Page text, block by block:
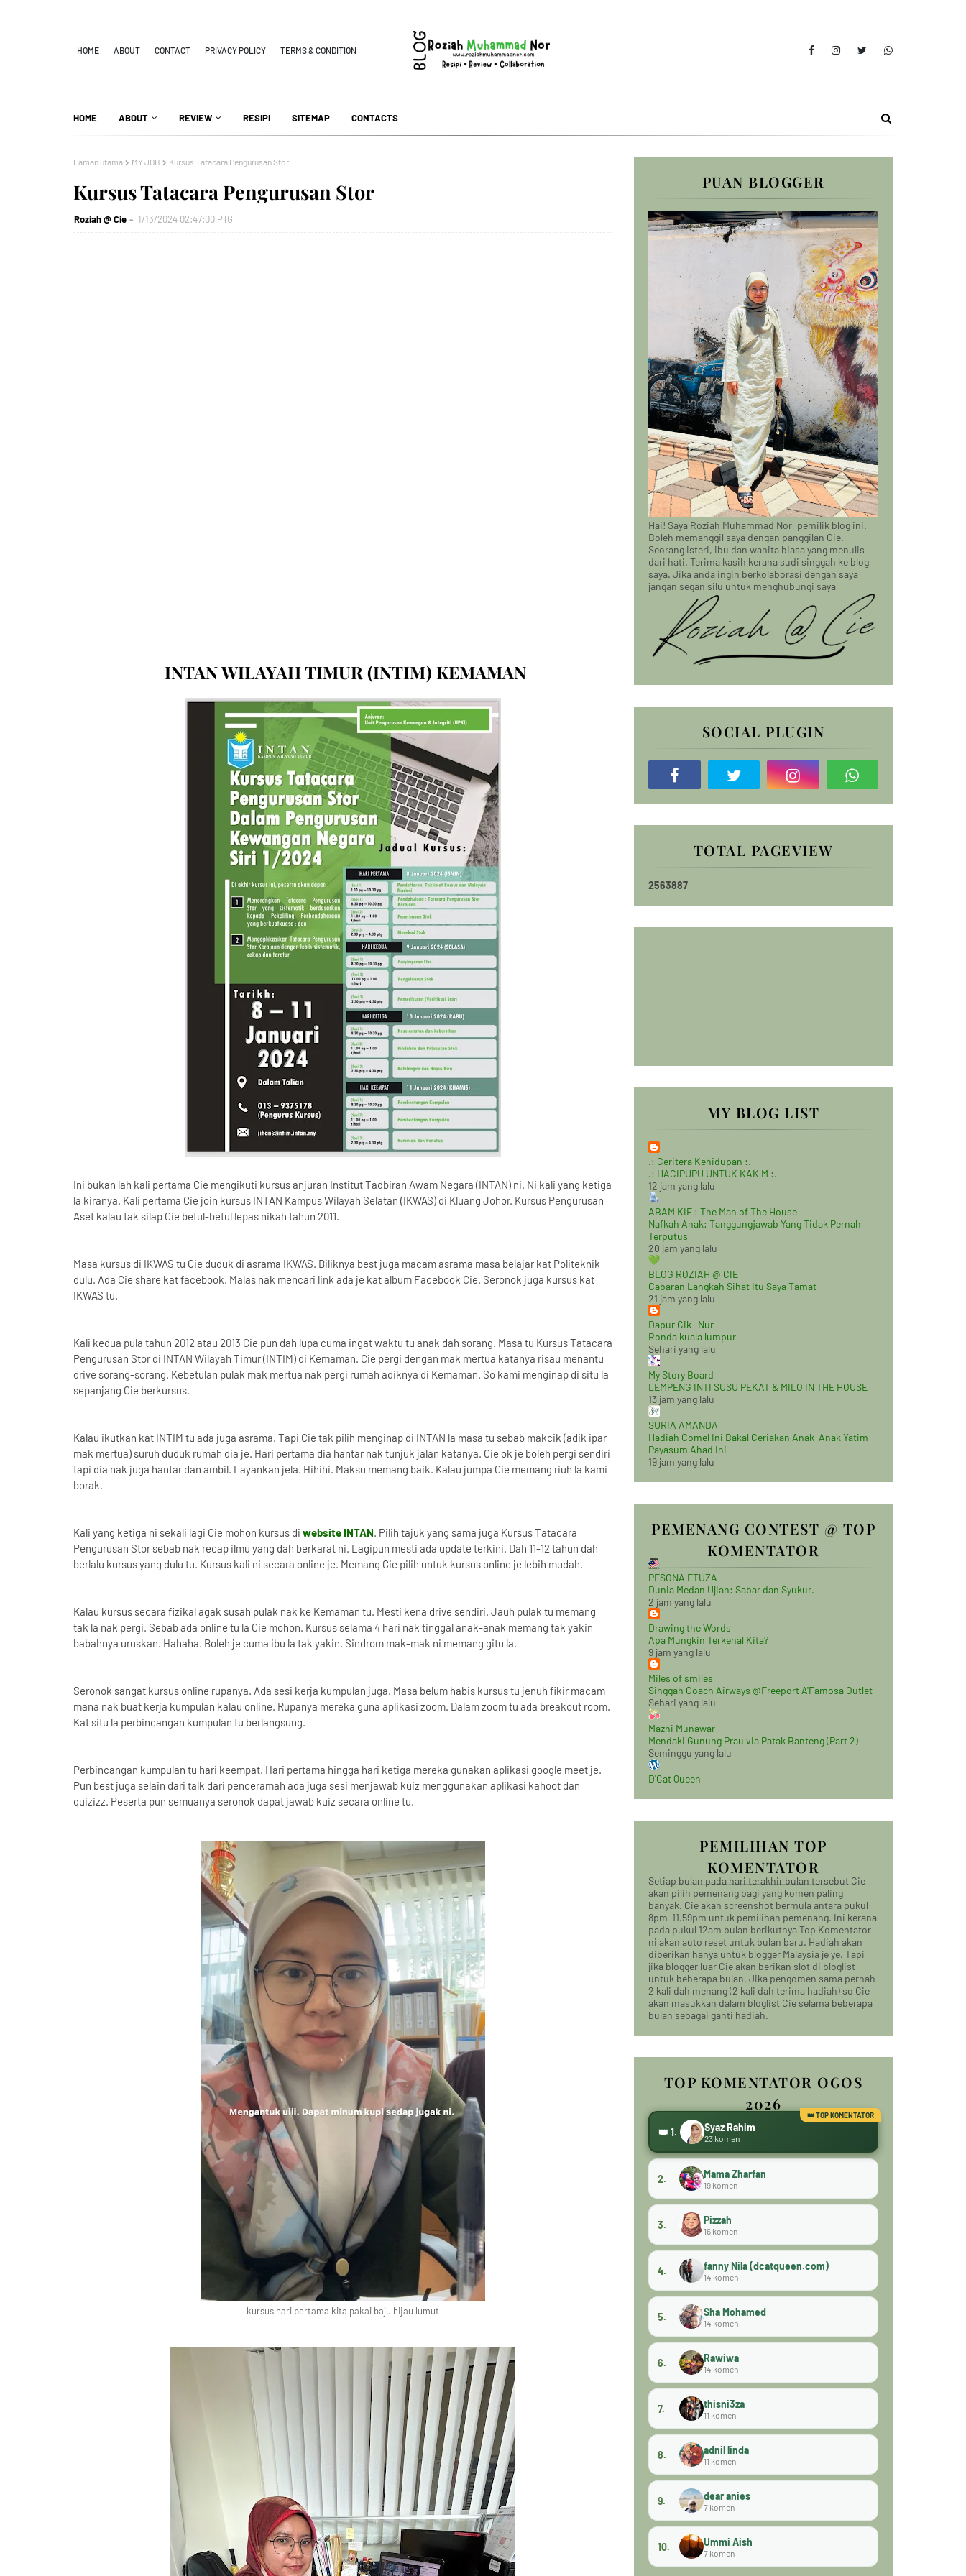
HOME ABOUT CONTACT PRIVACY POLICY TERMS & CONDITION
HOME ABOUT REVIEW RESIPI SITEMAP CONTACTS
Laman utama MY JOB Kursus Tatacara Pengurusan Stor
Kursus Tatacara Pengurusan Stor
Roziah @ Cie 1/13/2024 02:47:00 PTG
INTAN WILAYAH TIMUR (INTIM) KEMAMAN
Ini bukan lah kali pertama Cie mengikuti kursus anjuran Institut Tadbiran Awam Negara (INTAN) ni. Ni kali yang ketiga
la kiranya. Kali pertama Cie join kursus INTAN Kampus Wilayah Selatan (IKWAS) di Kluang Johor. Kursus Pengurusan
Aset kalau tak silap Cie betul-betul lepas nikah tahun 2011.
Masa kursus di IKWAS tu Cie duduk di asrama IKWAS. Biliknya best juga macam asrama masa belajar kat Politeknik
dulu. Ada Cie share kat facebook. Malas nak mencari link ada je kat album Facebook Cie. Seronok juga kursus kat
IKWAS tu.
Kali kedua pula tahun 2012 atau 2013 Cie pun dah lupa cuma ingat waktu tu anak dah sorang. Masa tu Kursus Tatacara
Pengurusan Stor di INTAN Wilayah Timur (INTIM) di Kemaman. Cie pergi dengan mak mertua katanya risau menantu
drive sorang-sorang. Kebetulan pulak mak mertua nak pergi rumah adiknya di Kemaman. So kami menginap di situ la
sepanjang Cie berkursus.
Kalau ikutkan kat INTIM tu ada juga asrama. Tapi Cie tak pilih menginap di INTAN la masa tu sebab makcik (adik ipar
mak mertua) suruh duduk rumah dia je. Hari pertama dia hantar nak tunjuk jalan katanya. Cie ok je boleh pergi sendiri
tapi dia nak juga hantar dan ambil. Layankan jela. Hihihi. Maksu memang baik. Kalau jumpa Cie memang riuh la kami
borak.
Kali yang ketiga ni sekali lagi Cie mohon kursus di website INTAN. Pilih tajuk yang sama juga Kursus Tatacara
Pengurusan Stor sebab nak recap ilmu yang dah berkarat ni. Lagipun mesti ada update terkini. Dah 11-12 tahun dah
berlalu kursus yang dulu tu. Kursus kali ni secara online je. Memang Cie pilih untuk kursus online je lebih mudah.
Kalau kursus secara fizikal agak susah pulak nak ke Kemaman tu. Mesti kena drive sendiri. Jauh pulak tu memang
tak la nak pergi. Sebab ada online tu la Cie mohon. Kursus selama 4 hari nak tinggal anak-anak memang tak yakin
babahnya uruskan. Hahaha. Boleh je cuma ibu la tak yakin. Sindrom mak-mak ni memang gitu la.
Seronok sangat kursus online rupanya. Ada sesi kerja kumpulan juga. Masa belum habis kursus tu jenuh fikir macam
mana nak buat kerja kumpulan kalau online. Rupanya mereka guna aplikasi zoom. Dalam zoom tu ada breakout room.
Kat situ la perbincangan kumpulan tu berlangsung.
Perbincangan kumpulan tu hari keempat. Hari pertama hingga hari ketiga mereka gunakan aplikasi google meet je.
Pun best juga selain dari talk dari penceramah ada juga sesi menjawab kuiz menggunakan aplikasi kahoot dan
quizizz. Peserta pun semuanya seronok dapat jawab kuiz secara online tu.
kursus hari pertama kita pakai baju hijau lumut
PUAN BLOGGER
Hai! Saya Roziah Muhammad Nor, pemilik blog ini.
Boleh memanggil saya dengan panggilan Cie.
Seorang isteri, ibu dan wanita biasa yang menulis
dari hati. Terima kasih kerana sudi singgah ke blog
saya. Jika anda ingin berkolaborasi dengan saya
jangan segan silu untuk menghubungi saya
SOCIAL PLUGIN
TOTAL PAGEVIEW
2563887
MY BLOG LIST
.: Ceritera Kehidupan :.
.: HACIPUPU UNTUK KAK M :.
12 jam yang lalu
ABAM KIE : The Man of The House
Nafkah Anak: Tanggungjawab Yang Tidak Pernah
Terputus
20 jam yang lalu
BLOG ROZIAH @ CIE
Cabaran Langkah Sihat Itu Saya Tamat
21 jam yang lalu
Dapur Cik- Nur
Ronda kuala lumpur
Sehari yang lalu
My Story Board
LEMPENG INTI SUSU PEKAT & MILO IN THE HOUSE
13 jam yang lalu
SURIA AMANDA
Hadiah Comel Ini Bakal Ceriakan Anak-Anak Yatim
Payasum Ahad Ini
19 jam yang lalu
PEMENANG CONTEST @ TOP
KOMENTATOR
PESONA ETUZA
Dunia Medan Ujian: Sabar dan Syukur.
2 jam yang lalu
Drawing the Words
Apa Mungkin Terkenal Kita?
9 jam yang lalu
Miles of smiles
Singgah Coach Airways @Freeport A'Famosa Outlet
Sehari yang lalu
Mazni Munawar
Mendaki Gunung Prau via Patak Banteng (Part 2)
Seminggu yang lalu
D'Cat Queen
PEMILIHAN TOP
KOMENTATOR
Setiap bulan pada hari terakhir bulan tersebut Cie
akan pilih pemenang bagi yang komen paling
banyak. Cie akan screenshot bermula antara pukul
8pm-11.59pm untuk pemilihan pemenang. Ini kerana
pada pukul 12am bulan berikutnya Top Komentator
ni akan auto reset untuk bulan baru. Hadiah akan
diberikan hanya untuk blogger Malaysia je ye. Tapi
jika blogger luar Cie akan berikan slot di bloglist
untuk beberapa bulan. Jika pengomen sama pernah
2 kali dah menang (2 kali dah terima hadiah) so Cie
akan masukkan dalam bloglist Cie selama beberapa
bulan sebagai ganti hadiah.
TOP KOMENTATOR OGOS
2026
👑 1. Syaz Rahim
23 komen
2. Mama Zharfan
19 komen
3. Pizzah
16 komen
4. fanny Nila (dcatqueen.com)
14 komen
5. Sha Mohamed
14 komen
6. Rawiwa
14 komen
7. thisni3za
11 komen
8. adnil linda
11 komen
9. dear anies
7 komen
10. Ummi Aish
7 komen